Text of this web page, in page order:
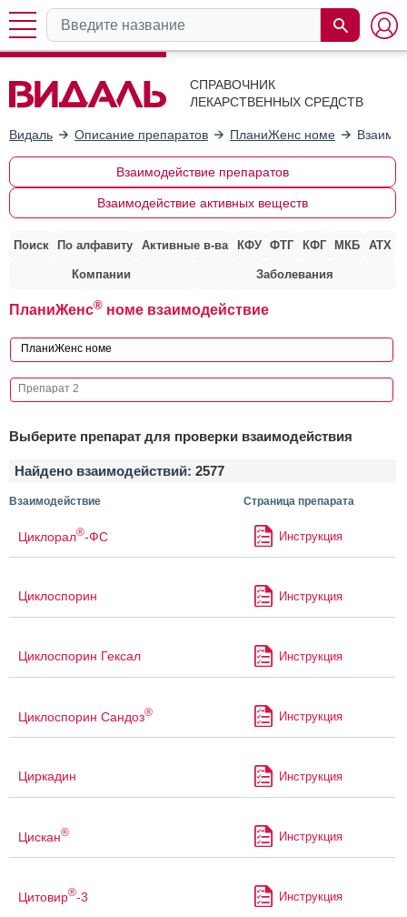
СПРАВОЧНИК
ЛЕКАРСТВЕННЫХ СРЕДСТВ
Видаль Описание препаратов ПланиЖенс номе
Взаимодействие препаратов
Взаимодействие активных веществ
Поиск По алфавиту Активные в-ва КФУ ФТГ КФГ МКБ АТХ
Компании Заболевания
ПланиЖенс® номе взаимодействие
Выберите препарат для проверки взаимодействия
Найдено взаимодействий: 2577
Взаимодействие Страница препарата
Циклорал®-ФС Инструкция
Циклоспорин Инструкция
Циклоспорин Гексал Инструкция
Циклоспорин Сандоз® Инструкция
Циркадин Инструкция
Цискан® Инструкция
Цитовир®-3 Инструкция